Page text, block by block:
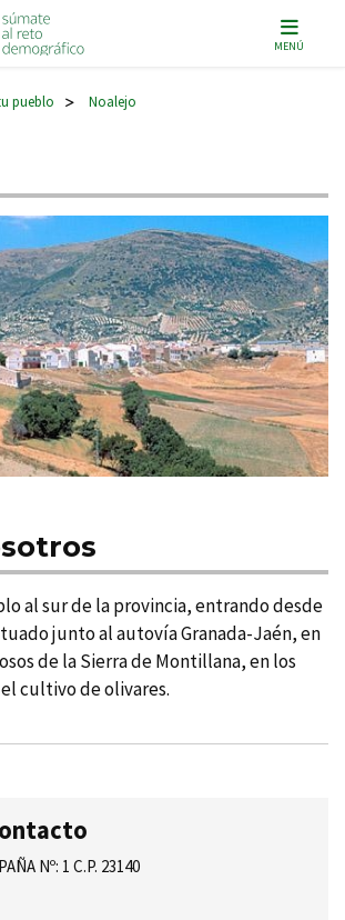
principal MENÚ
pueblo > Noalejo
al sur de la provincia, entrando desde
junto al autoví­a Granada-Jaén, en
de la Sierra de Montillana, en los
cultivo de olivares.
Nº: 1 C.P. 23140